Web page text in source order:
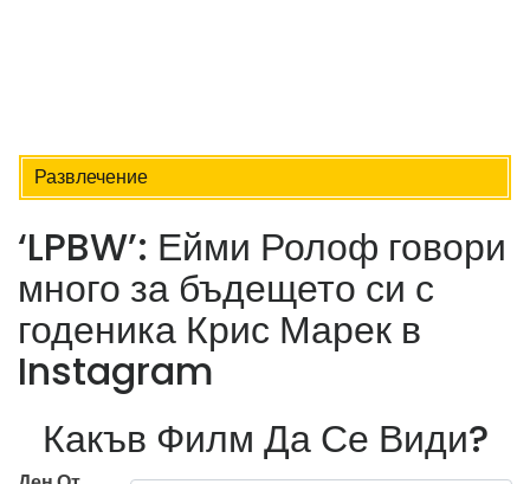
Развлечение
‘LPBW’: Ейми Ролоф говори
много за бъдещето си с
годеника Крис Марек в
Instagram
Какъв Филм Да Се Види?